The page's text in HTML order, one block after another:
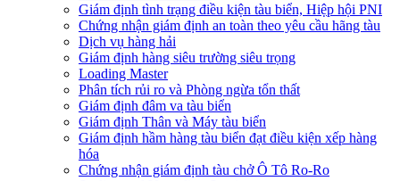
Giám định tình trạng điều kiện tàu biển, Hiệp hội PNI
Chứng nhận giám định an toàn theo yêu cầu hãng tàu
Dịch vụ hàng hải
Giám định hàng siêu trường siêu trọng
Loading Master
Phân tích rủi ro và Phòng ngừa tổn thất
​Giám định đâm va tàu biển
Giám định Thân và Máy tàu biển
​Giám định hầm hàng tàu biển đạt điều kiện xếp hàng
hóa
Chứng nhận giám định tàu chở Ô Tô Ro-Ro